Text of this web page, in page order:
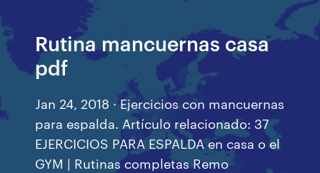
Rutina mancuernas casa
pdf
Jan 24, 2018 · Ejercicios con mancuernas
para espalda. Artículo relacionado: 37
EJERCICIOS PARA ESPALDA en casa o el
GYM | Rutinas completas Remo